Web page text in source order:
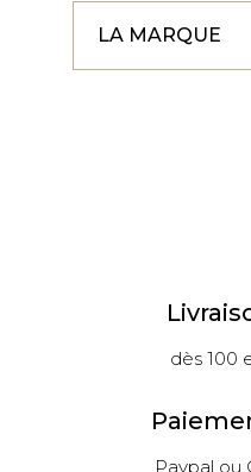
LA MARQUE
dès 100
Paypal ou